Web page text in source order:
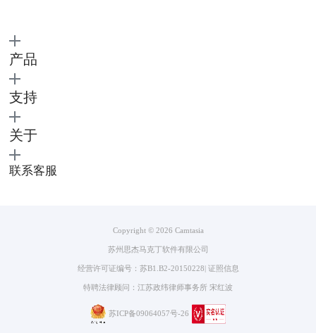
5.点击摄像头预览功能，你的摄像头将会被打开，同时弹出一个窗口会
显示你摄像头中捕获到的画面，你可以根据该画面调整摄像头的位置。
产品
支持
关于
联系客服
Copyright © 2026 Camtasia
苏州思杰马克丁软件有限公司
经营许可证编号：苏B1.B2-20150228 证照信息
特聘法律顾问：江苏政纬律师事务所 宋红波
苏ICP备09064057号-26